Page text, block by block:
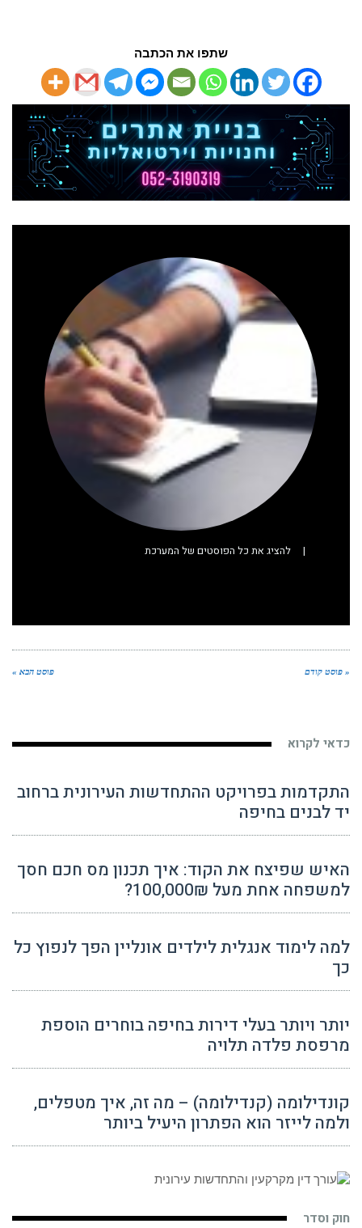
שתפו את הכתבה
| להציג את כל הפוסטים של המערכת
« פוסט קודם פוסט הבא »
כדאי לקרוא
התקדמות בפרויקט ההתחדשות העירונית ברחוב
יד לבנים בחיפה
האיש שפיצח את הקוד: איך תכנון מס חכם חסך
למשפחה אחת מעל 100,000₪?
למה לימוד אנגלית לילדים אונליין הפך לנפוץ כל
כך
יותר ויותר בעלי דירות בחיפה בוחרים הוספת
מרפסת פלדה תלויה
קונדילומה (קנדילומה) – מה זה, איך מטפלים,
ולמה לייזר הוא הפתרון היעיל ביותר
חוק וסדר